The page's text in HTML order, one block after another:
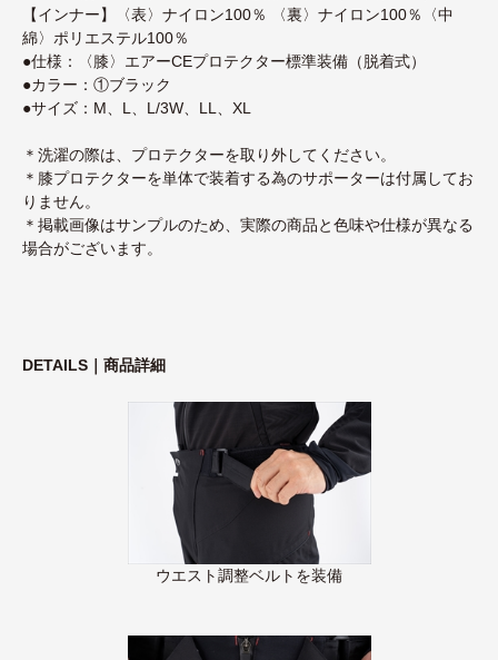
【インナー】〈表〉ナイロン100％ 〈裏〉ナイロン100％〈中
綿〉ポリエステル100％
●仕様：〈膝〉エアーCEプロテクター標準装備（脱着式）
●カラー：①ブラック
●サイズ：M、L、L/3W、LL、XL
＊洗濯の際は、プロテクターを取り外してください。
＊膝プロテクターを単体で装着する為のサポーターは付属してお
りません。
＊掲載画像はサンプルのため、実際の商品と色味や仕様が異なる
場合がございます。
DETAILS｜商品詳細
ウエスト調整ベルトを装備